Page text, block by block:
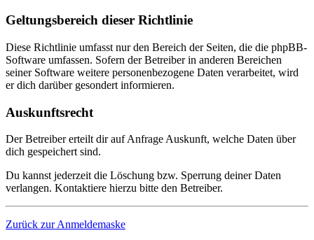
Geltungsbereich dieser Richtlinie
Diese Richtlinie umfasst nur den Bereich der Seiten, die die phpBB-
Software umfassen. Sofern der Betreiber in anderen Bereichen
seiner Software weitere personenbezogene Daten verarbeitet, wird
er dich darüber gesondert informieren.
Auskunftsrecht
Der Betreiber erteilt dir auf Anfrage Auskunft, welche Daten über
dich gespeichert sind.
Du kannst jederzeit die Löschung bzw. Sperrung deiner Daten
verlangen. Kontaktiere hierzu bitte den Betreiber.
Zurück zur Anmeldemaske